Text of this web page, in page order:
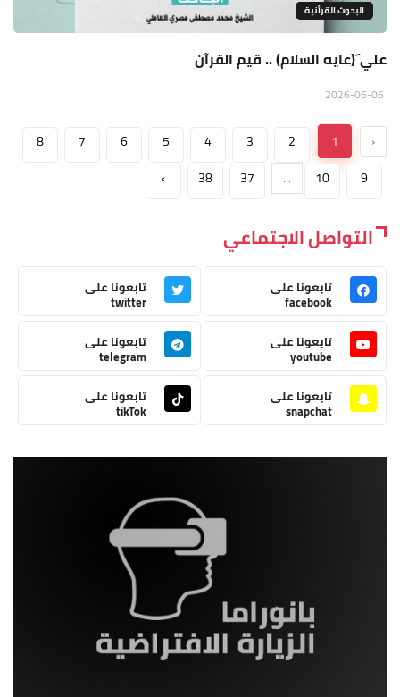
البحوث القرأنية
علي َ(عايه السلام) .. قيم القرآن
‹
1
2
3
4
5
6
7
8
9
10
...
37
38
›
التواصل الاجتماعي
تابعونا على
facebook
تابعونا على
twitter
تابعونا على
youtube
تابعونا على
telegram
تابعونا على
snapchat
تابعونا على
tikTok